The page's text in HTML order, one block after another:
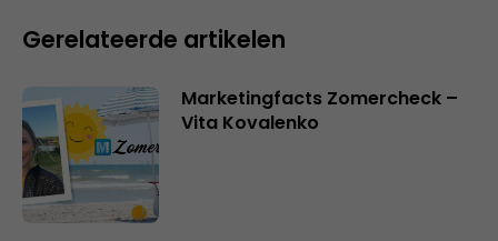
Gerelateerde artikelen
Marketingfacts Zomercheck –
Vita Kovalenko